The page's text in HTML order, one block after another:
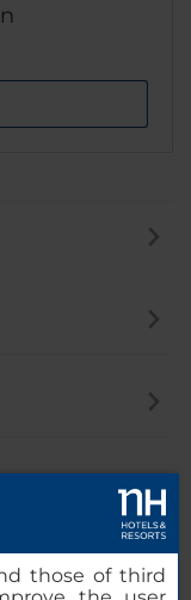
those of third